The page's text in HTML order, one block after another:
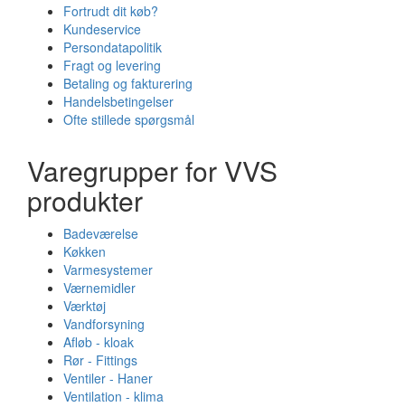
Fortrudt dit køb?
Kundeservice
Persondatapolitik
Fragt og levering
Betaling og fakturering
Handelsbetingelser
Ofte stillede spørgsmål
Varegrupper for VVS
produkter
Badeværelse
Køkken
Varmesystemer
Værnemidler
Værktøj
Vandforsyning
Afløb - kloak
Rør - Fittings
Ventiler - Haner
Ventilation - klima